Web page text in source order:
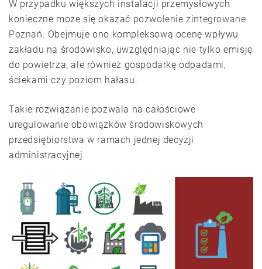
W przypadku większych instalacji przemysłowych
konieczne może się okazać pozwolenie zintegrowane
Poznań. Obejmuje ono kompleksową ocenę wpływu
zakładu na środowisko, uwzględniając nie tylko emisję
do powietrza, ale również gospodarkę odpadami,
ściekami czy poziom hałasu.
Takie rozwiązanie pozwala na całościowe
uregulowanie obowiązków środowiskowych
przedsiębiorstwa w ramach jednej decyzji
administracyjnej.